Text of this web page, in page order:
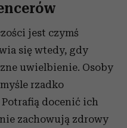
jest czymś
się wtedy, gdy
uwielbienie. Osoby
rzadko
docenić ich
zachowują zdrowy